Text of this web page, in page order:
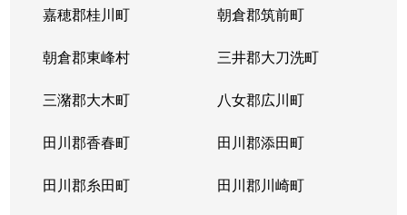
嘉穂郡桂川町 朝倉郡筑前町
朝倉郡東峰村 三井郡大刀洗町
三潴郡大木町 八女郡広川町
田川郡香春町 田川郡添田町
田川郡糸田町 田川郡川崎町